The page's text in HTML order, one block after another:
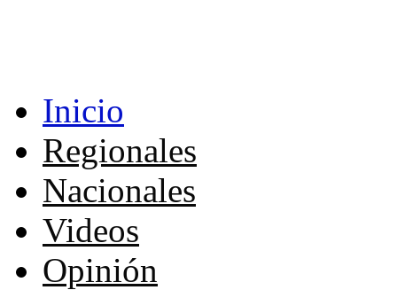
Inicio
Regionales
Nacionales
Videos
Opinión